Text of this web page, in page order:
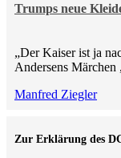
Trumps neue
„Der Kaiser ist ja
Andersens
Manfred Ziegler
Zur Erklärung des